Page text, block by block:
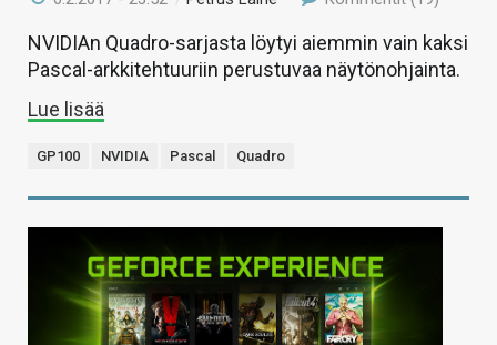
NVIDIAn Quadro-sarjasta löytyi aiemmin vain kaksi
Pascal-arkkitehtuuriin perustuvaa näytönohjainta.
Lue lisää
GP100 NVIDIA Pascal Quadro